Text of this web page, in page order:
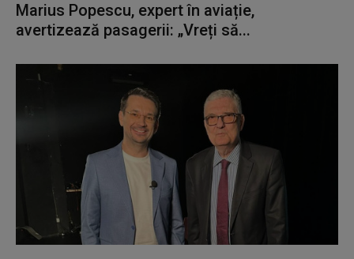
Marius Popescu, expert în aviație,
avertizează pasagerii: „Vreți să...